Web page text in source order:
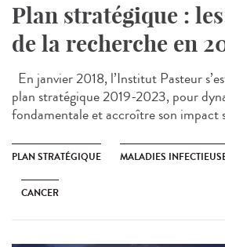
Plan stratégique :
de la recherche en
En janvier 2018, l’Institut Pasteur
plan stratégique 2019-2023, pour
fondamentale et accroître son impact
PLAN STRATÉGIQUE MALADIES
CANCER